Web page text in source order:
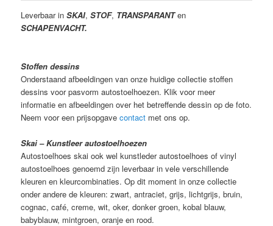
Leverbaar inSKAI,STOF, TRANSPARANTen
SCHAPENVACHT.
Stoffen dessins
Onderstaand afbeeldingen van onze huidige collectie stoffen
dessins voor pasvorm autostoelhoezen. Klik voor meer
informatie en afbeeldingen over het betreffende dessin op de foto.
Neem voor een prijsopgavecontact met ons op.
Skai – Kunstleer autostoelhoezen
Autostoelhoes skai ook wel kunstleder autostoelhoes of vinyl
autostoelhoes genoemd zijn leverbaar in vele verschillende
kleuren en kleurcombinaties. Op dit moment in onze collectie
onder andere de kleuren: zwart, antraciet, grijs, lichtgrijs, bruin,
cognac, café, creme, wit, oker, donker groen, kobal blauw,
babyblauw, mintgroen, oranje en rood.